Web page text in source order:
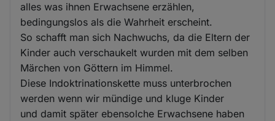
alles was ihnen Erwachsene erzählen,
bedingungslos als die Wahrheit erscheint.
So schafft man sich Nachwuchs, da die Eltern der
Kinder auch verschaukelt wurden mit dem selben
Märchen von Göttern im Himmel.
Diese Indoktrinationskette muss unterbrochen
werden wenn wir mündige und kluge Kinder
und damit später ebensolche Erwachsene haben